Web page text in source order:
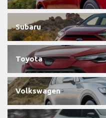
Subaru
Toyota
Volkswagen